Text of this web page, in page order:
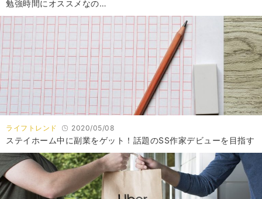
勉強時間にオススメなの…
ライフトレンド 2020/05/08
ステイホーム中に副業をゲット！話題のSS作家デビューを目指す